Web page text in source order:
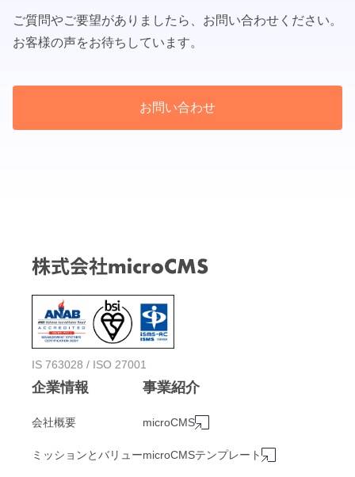
ご質問やご要望がありましたら、お問い合わせください。
お客様の声をお待ちしています。
お問い合わせ
IS 763028 / ISO 27001
企業情報
会社概要
ミッションとバリュー
事業紹介
microCMS
microCMSテンプレート